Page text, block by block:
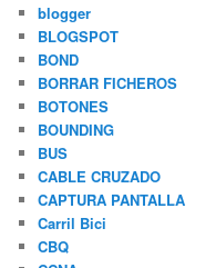
blogger
BLOGSPOT
BOND
BORRAR FICHEROS
BOTONES
BOUNDING
BUS
CABLE CRUZADO
CAPTURA PANTALLA
Carril Bici
CBQ